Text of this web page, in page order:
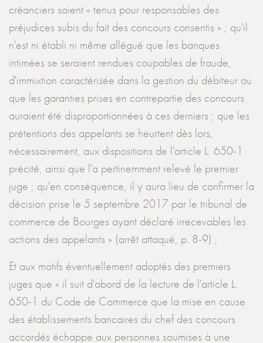
créanciers soient « tenus pour responsables des
préjudices subis du fait des concours consentis » ; qu'il
n'est ni établi ni même allégué que les banques
intimées se seraient rendues coupables de fraude,
d'immixtion caractérisée dans la gestion du débiteur ou
que les garanties prises en contrepartie des concours
auraient été disproportionnées à ces derniers ; que les
prétentions des appelants se heurtent dès lors,
nécessairement, aux dispositions de l'article L. 650-1
précité, ainsi que l'a pertinemment relevé le premier
juge ; qu'en conséquence, il y aura lieu de confirmer la
décision prise le 5 septembre 2017 par le tribunal de
commerce de Bourges ayant déclaré irrecevables les
actions des appelants » (arrêt attaqué, p. 8-9) ;
Et aux motifs éventuellement adoptés des premiers
juges que « il suit d'abord de la lecture de l'article L.
650-1 du Code de Commerce que la mise en cause
des établissements bancaires du chef des concours
accordés échappe aux personnes soumises à une